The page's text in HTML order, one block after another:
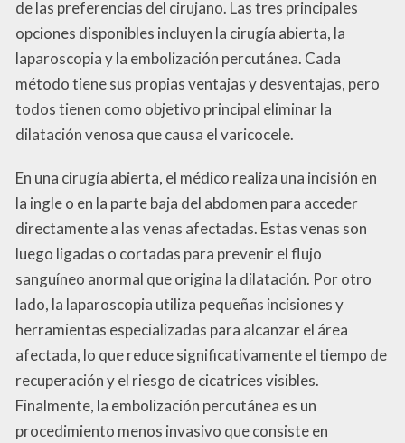
de las preferencias del cirujano. Las tres principales
opciones disponibles incluyen la cirugía abierta, la
laparoscopia y la embolización percutánea. Cada
método tiene sus propias ventajas y desventajas, pero
todos tienen como objetivo principal eliminar la
dilatación venosa que causa el varicocele.
En una cirugía abierta, el médico realiza una incisión en
la ingle o en la parte baja del abdomen para acceder
directamente a las venas afectadas. Estas venas son
luego ligadas o cortadas para prevenir el flujo
sanguíneo anormal que origina la dilatación. Por otro
lado, la laparoscopia utiliza pequeñas incisiones y
herramientas especializadas para alcanzar el área
afectada, lo que reduce significativamente el tiempo de
recuperación y el riesgo de cicatrices visibles.
Finalmente, la embolización percutánea es un
procedimiento menos invasivo que consiste en